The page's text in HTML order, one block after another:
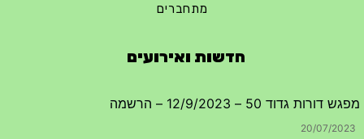
מתחברים
חדשות ואירועים
מפגש דורות גדוד 50 – 12/9/2023 – הרשמה
20/07/2023